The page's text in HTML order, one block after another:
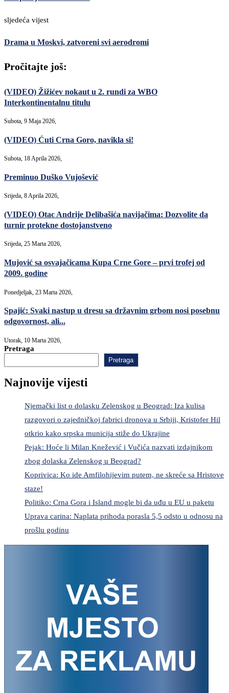
sljedeća vijest
Drama u Moskvi, zatvoreni svi aerodromi
Pročitajte još:
(VIDEO) Žižićev nokaut u 2. rundi za WBO
Interkontinentalnu titulu
Subota, 9 Maja 2026,
(VIDEO) Ćuti Crna Goro, navikla si!
Subota, 18 Aprila 2026,
Preminuo Duško Vujošević
Srijeda, 8 Aprila 2026,
(VIDEO) Otac Andrije Delibašića navijačima: Dozvolite da
turnir protekne dostojanstveno
Srijeda, 25 Marta 2026,
Mujović sa osvajačicama Kupa Crne Gore – prvi trofej od
2009. godine
Ponedjeljak, 23 Marta 2026,
Spajić: Svaki nastup u dresu sa državnim grbom nosi posebnu
odgovornost, ali...
Utorak, 10 Marta 2026,
Pretraga
Pretraga
Najnovije vijesti
Njemački list o dolasku Zelenskog u Beograd: Iza kulisa
razgovori o zajedničkoj fabrici dronova u Srbiji, Kristofer Hil
otkrio kako srpska municija stiže do Ukrajine
Pejak: Hoće li Milan Knežević i Vučića nazvati izdajnikom
zbog dolaska Zelenskog u Beograd?
Koprivica: Ko ide Amfilohijevim putem, ne skreće sa Hristove
staze!
Politiko: Crna Gora i Island mogle bi da uđu u EU u paketu
Uprava carina: Naplata prihoda porasla 5,5 odsto u odnosu na
prošlu godinu